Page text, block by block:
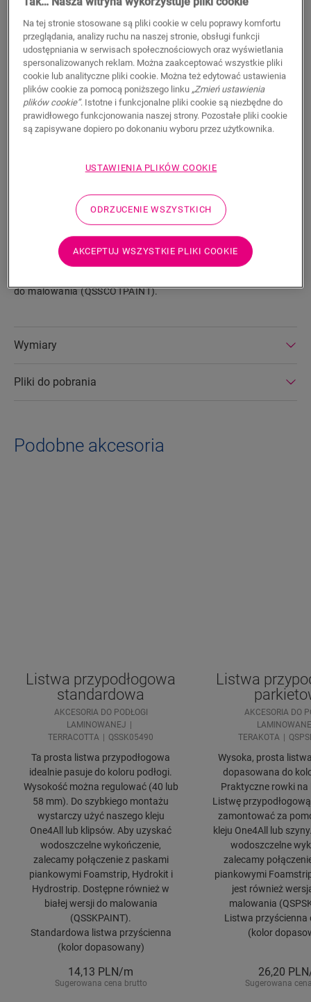
11,50PLN/m
Sugerowana cena brutto
WYSZUKAJ
Właściwości produktu
dopasowana do koloru podłogi. Listwa przypodłogowa może
być również przydatna jako wykończenie w połączeniu z
istniejącymi listwami. Łatwy montaż za pomocą kleju One4All.
Aby uzyskać wodoszczelne wykończenie, można połączyć ją z
paskami piankowymi Foamstrip, Hydrokit i Hydrostrip. Listwa
do malowania (QSSCOTPAINT).
Wymiary
Pliki do pobrania
Podobne akcesoria
Listwa przypodłogowa
standardowa
AKCESORIA DO PODŁOGI
LAMINOWANEJ
TERRACOTTA
QSSK05490
Ta prosta listwa przypodłogowa
idealnie pasuje do koloru podłogi.
Wysokość można regulować (40 lub
58 mm). Do szybkiego montażu
wystarczy użyć naszego kleju
One4All lub klipsów. Aby uzyskać
wodoszczelne wykończenie,
zalecamy połączenie z paskami
piankowymi Foamstrip, Hydrokit i
Hydrostrip. Dostępne również w
białej wersji do malowania
(QSSKPAINT).
Standardowa listwa przyścienna
(kolor dopasowany)
14,13 PLN/m
Sugerowana cena brutto
Listwa
AKCESORIA DO
TERAKOTA
Wysoka, prosta
dopasowana do
Praktyczne rowki na
Listwę
zamontować za
kleju One4All lub
wodoszczelne
zalecamy
piankowymi
jest również
malowania
Listwa przyścienna
(kolor
26,20
Sugerowana
Na tej stronie stosowane są pliki cookie w celu poprawy komfortu
przeglądania, analizy ruchu na naszej stronie, obsługi funkcji
udostępniania w serwisach społecznościowych oraz wyświetlania
spersonalizowanych reklam. Można zaakceptować wszystkie pliki
cookie lub analityczne pliki cookie. Można też edytować ustawienia
plików cookie za pomocą poniższego linku „Zmień ustawienia
plików cookie”. Istotne i funkcjonalne pliki cookie są niezbędne do
prawidłowego funkcjonowania naszej strony. Pozostałe pliki cookie
są zapisywane dopiero po dokonaniu wyboru przez użytkownika.
USTAWIENIA PLIKÓW COOKIE
ODRZUCENIE WSZYSTKICH
AKCEPTUJ WSZYSTKIE PLIKI COOKIE